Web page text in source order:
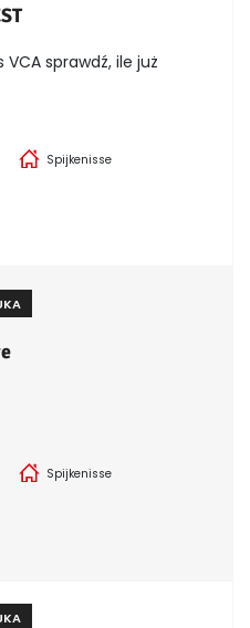
sprawdź, ile już
Spijkenisse
Spijkenisse